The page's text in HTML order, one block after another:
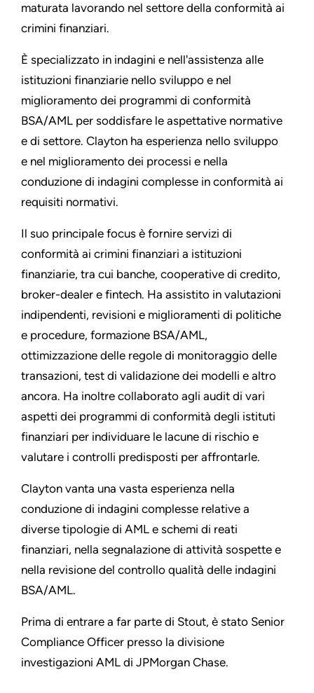
maturata lavorando nel settore della conformità ai
crimini finanziari.
È specializzato in indagini e nell'assistenza alle
istituzioni finanziarie nello sviluppo e nel
miglioramento dei programmi di conformità
BSA/AML per soddisfare le aspettative normative
e di settore. Clayton ha esperienza nello sviluppo
e nel miglioramento dei processi e nella
conduzione di indagini complesse in conformità ai
requisiti normativi.
Il suo principale focus è fornire servizi di
conformità ai crimini finanziari a istituzioni
finanziarie, tra cui banche, cooperative di credito,
broker-dealer e fintech. Ha assistito in valutazioni
indipendenti, revisioni e miglioramenti di politiche
e procedure, formazione BSA/AML,
ottimizzazione delle regole di monitoraggio delle
transazioni, test di validazione dei modelli e altro
ancora. Ha inoltre collaborato agli audit di vari
aspetti dei programmi di conformità degli istituti
finanziari per individuare le lacune di rischio e
valutare i controlli predisposti per affrontarle.
Clayton vanta una vasta esperienza nella
conduzione di indagini complesse relative a
diverse tipologie di AML e schemi di reati
finanziari, nella segnalazione di attività sospette e
nella revisione del controllo qualità delle indagini
BSA/AML.
Prima di entrare a far parte di Stout, è stato Senior
Compliance Officer presso la divisione
investigazioni AML di JPMorgan Chase.